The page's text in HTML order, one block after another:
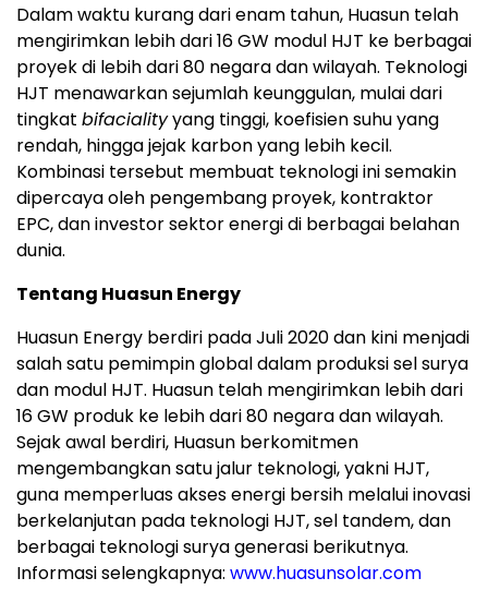
Dalam waktu kurang dari enam tahun, Huasun telah
mengirimkan lebih dari 16 GW modul HJT ke berbagai
proyek di lebih dari 80 negara dan wilayah. Teknologi
HJT menawarkan sejumlah keunggulan, mulai dari
tingkat bifacialityyang tinggi, koefisien suhu yang
rendah, hingga jejak karbon yang lebih kecil.
Kombinasi tersebut membuat teknologi ini semakin
dipercaya oleh pengembang proyek, kontraktor
EPC, dan investor sektor energi di berbagai belahan
dunia.
Tentang Huasun Energy
Huasun Energy berdiri pada Juli 2020 dan kini menjadi
salah satu pemimpin global dalam produksi sel surya
dan modul HJT. Huasun telah mengirimkan lebih dari
16 GW produk ke lebih dari 80 negara dan wilayah.
Sejak awal berdiri, Huasun berkomitmen
mengembangkan satu jalur teknologi, yakni HJT,
guna memperluas akses energi bersih melalui inovasi
berkelanjutan pada teknologi HJT, sel tandem, dan
berbagai teknologi surya generasi berikutnya.
Informasi selengkapnya: www.huasunsolar.com